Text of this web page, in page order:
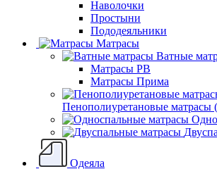
Наволочки
Простыни
Пододеяльники
Матрасы
Ватные
Матрасы РВ
Матрасы Прима
Пенополиуретановые
Одеяла